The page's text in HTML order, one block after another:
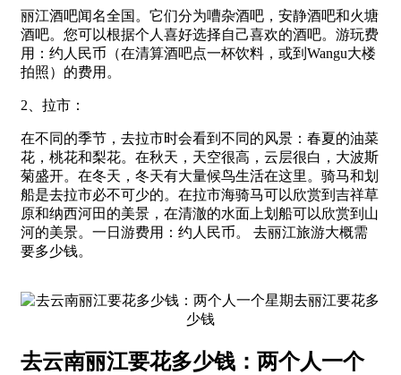
丽江酒吧闻名全国。它们分为嘈杂酒吧，安静酒吧和火塘
酒吧。您可以根据个人喜好选择自己喜欢的酒吧。游玩费
用：约人民币（在清算酒吧点一杯饮料，或到Wangu大楼
拍照）的费用。
2、拉市：
在不同的季节，去拉市时会看到不同的风景：春夏的油菜
花，桃花和梨花。在秋天，天空很高，云层很白，大波斯
菊盛开。在冬天，冬天有大量候鸟生活在这里。骑马和划
船是去拉市必不可少的。在拉市海骑马可以欣赏到吉祥草
原和纳西河田的美景，在清澈的水面上划船可以欣赏到山
河的美景。一日游费用：约人民币。 去丽江旅游大概需
要多少钱。
去云南丽江要花多少钱：两个人一个